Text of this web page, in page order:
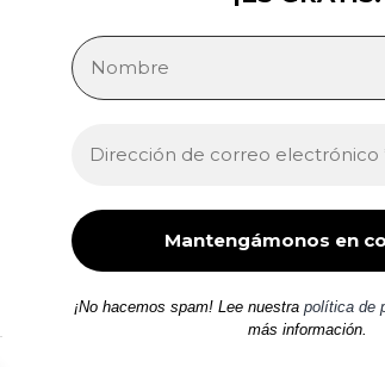
¡No hacemos spam! Lee nuestra política de
más información.